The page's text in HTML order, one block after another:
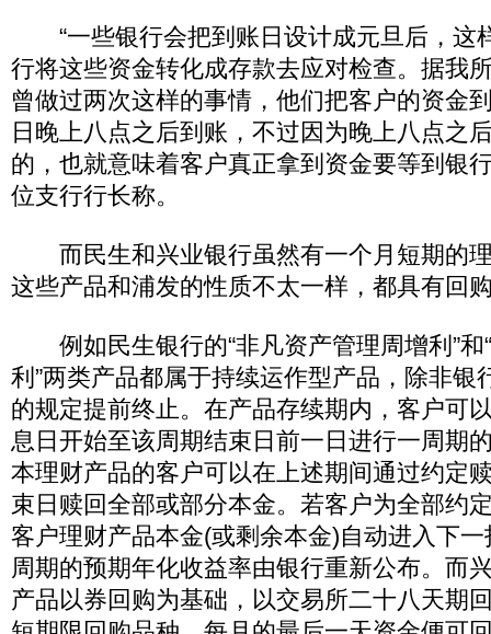
“一些银行会把到账日设计成元旦后，这
行将这些资金转化成存款去应对检查。据我
曾做过两次这样的事情，他们把客户的资金
日晚上八点之后到账，不过因为晚上八点之
的，也就意味着客户真正拿到资金要等到银
位支行行长称。
而民生和兴业银行虽然有一个月短期的
这些产品和浦发的性质不太一样，都具有回
例如民生银行的“非凡资产管理周增利”和
利”两类产品都属于持续运作型产品，除非银
的规定提前终止。在产品存续期内，客户可
息日开始至该周期结束日前一日进行一周期
本理财产品的客户可以在上述期间通过约定
束日赎回全部或部分本金。若客户为全部约
客户理财产品本金(或剩余本金)自动进入下
周期的预期年化收益率由银行重新公布。而
产品以券回购为基础，以交易所二十八天期